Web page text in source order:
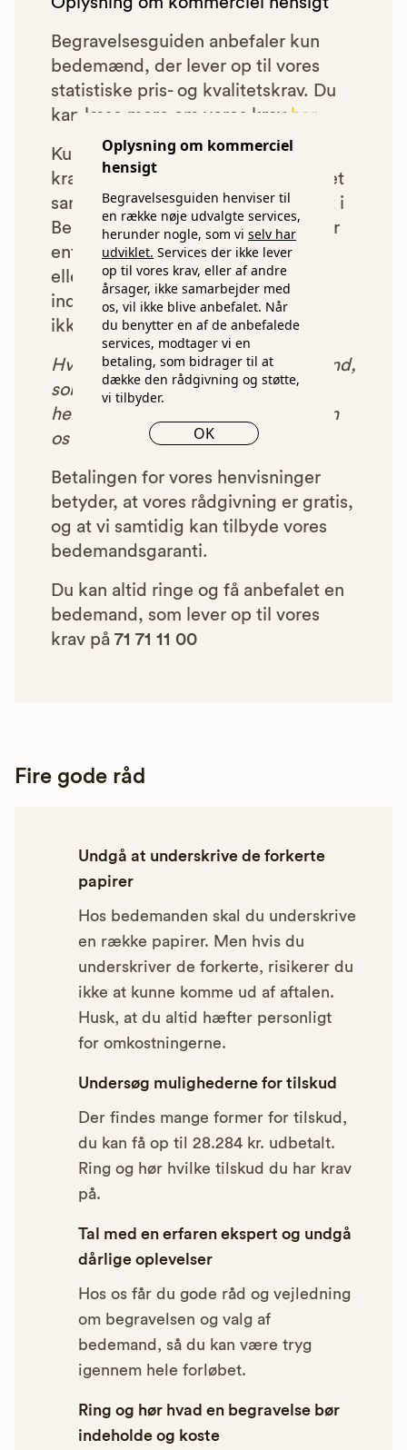
Oplysning om kommerciel
hensigt
Begravelsesguiden henviser til
en række nøje udvalgte services,
herunder nogle, som vi selv har
udviklet. Services der ikke lever
op til vores krav, eller af andre
årsager, ikke samarbejder med
os, vil ikke blive anbefalet. Når
du benytter en af de anbefalede
services, modtager vi en
betaling, som bidrager til at
dække den rådgivning og støtte,
vi tilbyder.
OK
Begravelsesguiden anbefaler kun
bedemænd, der lever op til vores
statistiske pris- og kvalitetskrav. Du
kan læse mere om vores krav her.
Kun bedemænd der lever op til
kravene har mulighed for at indgå et
samarbejde med os om at blive vist i
Begravelsesguiden. Bedemænd der
enten ikke lever op til vores krav,
eller som af andre årsager ikke har
indgået et samarbejde med os, vil
ikke blive vist i vores anbefalinger.
Hver gang du benytter en bedemand,
som vi har godkendt, anbefalet og
henvist dig til, betaler bedemanden
os et beløb for denne henvisning.
Betalingen for vores henvisninger
betyder, at vores rådgivning er gratis,
og at vi samtidig kan tilbyde vores
bedemandsgaranti.
Du kan altid ringe og få anbefalet en
bedemand, som lever op til vores
krav på 71 71 11 00
Fire gode råd
Undgå at underskrive de forkerte
papirer
Hos bedemanden skal du underskrive
en række papirer. Men hvis du
underskriver de forkerte, risikerer du
ikke at kunne komme ud af aftalen.
Husk, at du altid hæfter personligt
for omkostningerne.
Undersøg mulighederne for tilskud
Der findes mange former for tilskud,
du kan få op til 28.284 kr. udbetalt.
Ring og hør hvilke tilskud du har krav
på.
Tal med en erfaren ekspert og undgå
dårlige oplevelser
Hos os får du gode råd og vejledning
om begravelsen og valg af
bedemand, så du kan være tryg
igennem hele forløbet.
Ring og hør hvad en begravelse bør
indeholde og koste